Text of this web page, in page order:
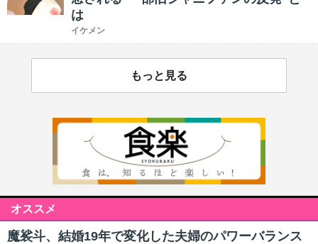
は
イケメン
もっと見る
オススメ
魔裟斗、結婚19年で変化した夫婦のパワーバランス